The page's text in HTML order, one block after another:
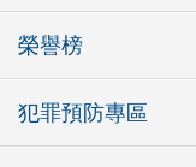
榮譽榜
犯罪預防專區